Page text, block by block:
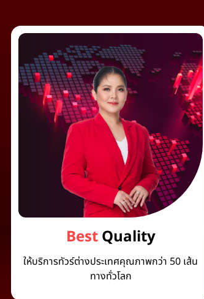
BestQuality
ให้บริการทัวร์ต่างประเทศคุณภาพกว่า 50 เส้น
ทางทั่วโลก